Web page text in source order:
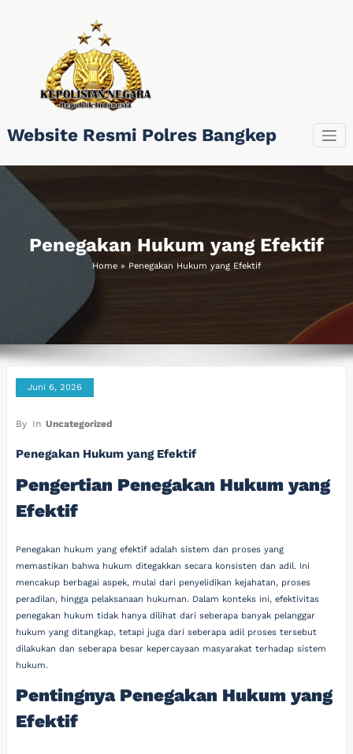
Website Resmi Polres Bangkep
Penegakan Hukum yang Efektif
Home » Penegakan Hukum yang Efektif
Juni 6, 2026
By In Uncategorized
Penegakan Hukum yang Efektif
Pengertian Penegakan Hukum yang
Efektif
Penegakan hukum yang efektif adalah sistem dan proses yang
memastikan bahwa hukum ditegakkan secara konsisten dan adil. Ini
mencakup berbagai aspek, mulai dari penyelidikan kejahatan, proses
peradilan, hingga pelaksanaan hukuman. Dalam konteks ini, efektivitas
penegakan hukum tidak hanya dilihat dari seberapa banyak pelanggar
hukum yang ditangkap, tetapi juga dari seberapa adil proses tersebut
dilakukan dan seberapa besar kepercayaan masyarakat terhadap sistem
hukum.
Pentingnya Penegakan Hukum yang
Efektif